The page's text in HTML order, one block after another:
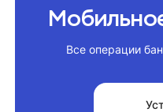
Все операции